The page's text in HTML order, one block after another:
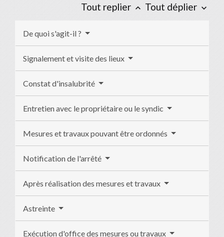
Tout replier keyboard_arrow_up Tout déplier keyboard_arrow_down
De quoi s'agit-il ?
Signalement et visite des lieux
Constat d'insalubrité
Entretien avec le propriétaire ou le syndic
Mesures et travaux pouvant être ordonnés
Notification de l'arrêté
Après réalisation des mesures et travaux
Astreinte
Exécution d'office des mesures ou travaux